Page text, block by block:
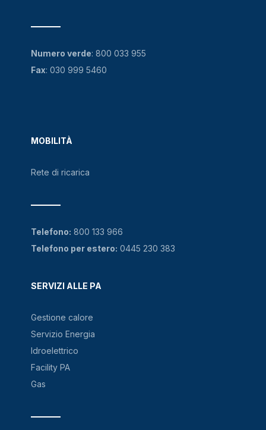
MOBILITÀ
Rete di ricarica
SERVIZI ALLE PA
Gestione calore
Servizio Energia
Idroelettrico
Facility PA
Gas
Numero verde: 800 033 955
Fax: 030 999 5460
Telefono: 800 133 966
Telefono per estero: 0445 230 383